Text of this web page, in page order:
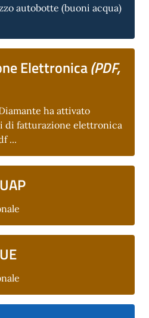
autobotte (buoni acqua)
Elettronica(PDF,
ha attivato
di fatturazione elettronica
...